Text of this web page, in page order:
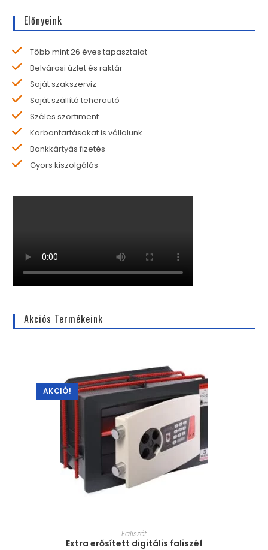
Előnyeink
Több mint 26 éves tapasztalat
Belvárosi üzlet és raktár
Saját szakszerviz
Saját szállító teherautó
Széles szortiment
Karbantartásokat is vállalunk
Bankkártyás fizetés
Gyors kiszolgálás
Akciós Termékeink
AKCIÓ!
MÉRET VÁLASZTÁSA
Faliszéf
Extra erősített digitális faliszéf